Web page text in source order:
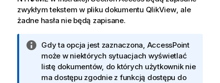
zwykłym tekstem w pliku dokumentu QlikView, ale
żadne hasła nie będą zapisane.
I
n
f
o
Gdy ta opcja jest zaznaczona, AccessPoint
może w niektórych sytuacjach wyświetlać
listę dokumentów, do których użytkownik nie
ma dostępu zgodnie z funkcją dostępu do